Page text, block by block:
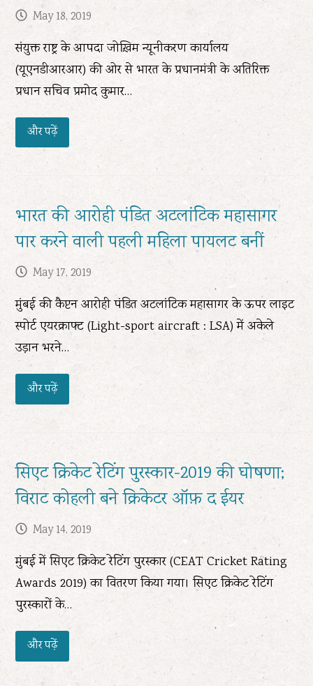
May 18, 2019
संयुक्त राष्ट्र के आपदा जोख़िम न्यूनीकरण कार्यालय
(यूएनडीआरआर) की ओर से भारत के प्रधानमंत्री के अतिरिक्त
प्रधान सचिव प्रमोद कुमार…
और पढ़ें
भारत की आरोही पंडित अटलांटिक महासागर
पार करने वाली पहली महिला पायलट बनीं
May 17, 2019
मुंबई की कैप्टन आरोही पंडित अटलांटिक महासागर के ऊपर लाइट
स्पोर्ट एयरक्राफ्ट (Light-sport aircraft : LSA) में अकेले
उड़ान भरने…
और पढ़ें
सिएट क्रिकेट रेटिंग पुरस्कार-2019 की घोषणा;
विराट कोहली बने क्रिकेटर ऑफ़ द ईयर
May 14, 2019
मुंबई में सिएट क्रिकेट रेटिंग पुरस्कार (CEAT Cricket Rating
Awards 2019) का वितरण किया गया। सिएट क्रिकेट रेटिंग
पुरस्कारों के…
और पढ़ें